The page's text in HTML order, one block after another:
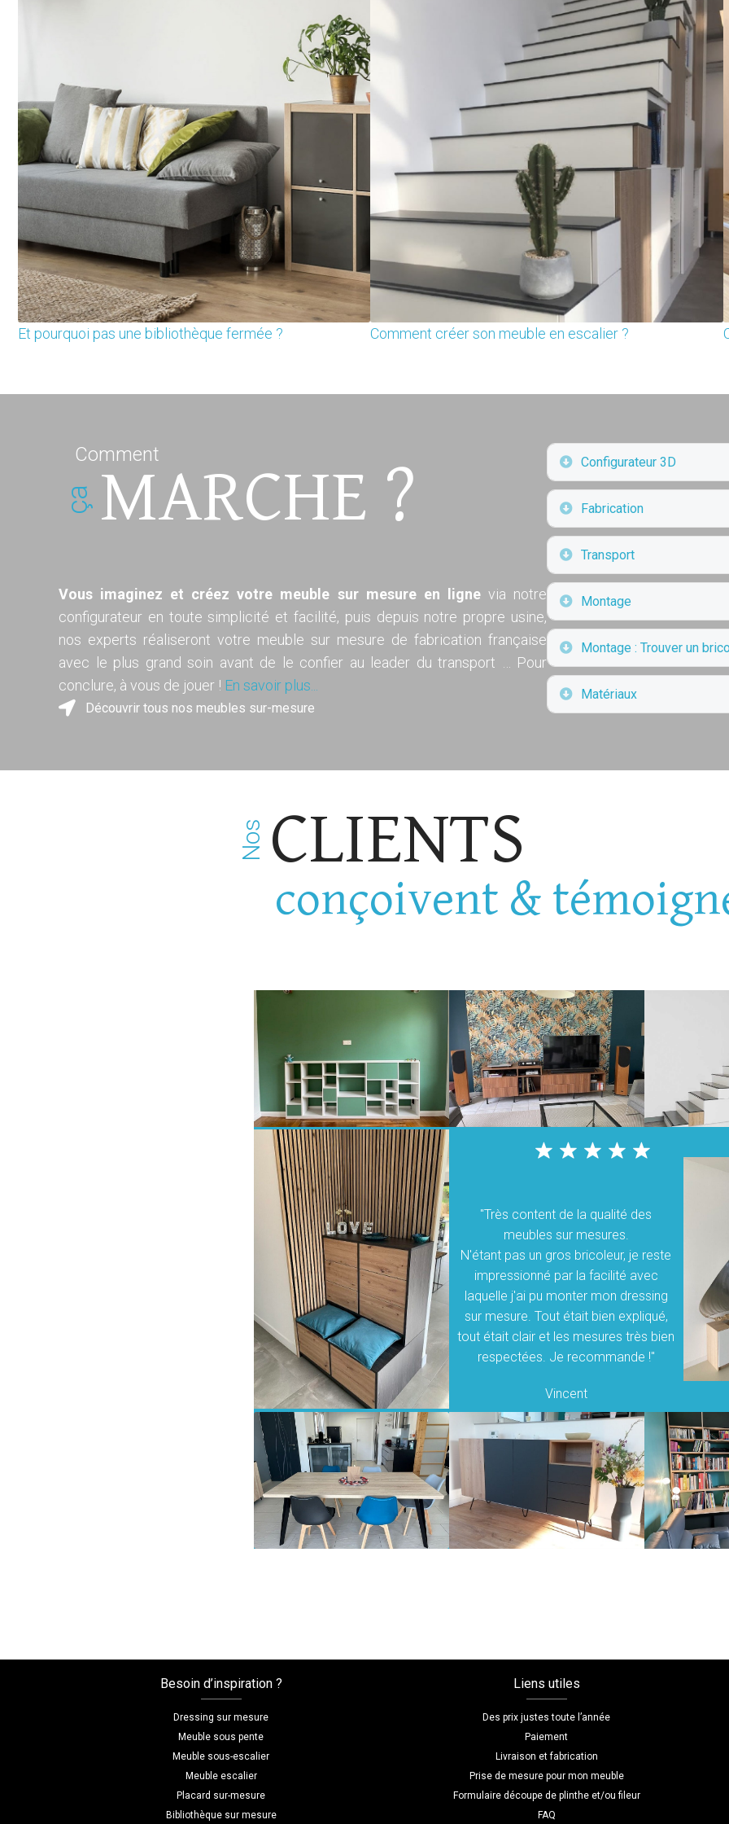
Et pourquoi pas une bibliothèque fermée ? Comment créer son meuble en escalier ?
Comment
ça MARCHE ?
Vous imaginez et créez votre meuble sur mesure en lignevia notre
configurateur en toute simplicité et facilité, puis depuis notre propre usine,
nos experts réaliseront votre meuble sur mesure de fabrication française
avec le plus grand soin avant de le confier au leader du transport … Pour
conclure, à vous de jouer ! En savoir plus...
Découvrir tous nos meubles sur-mesure
Déplier
Configurateur 3D
Déplier
Fabrication
Déplier
Transport
Déplier
Montage
Déplier
Montage : Trouver un
Déplier
Matériaux
Nos CLIENTS
conçoivent &
"Très content de la qualité des
meubles sur mesures.
N'étant pas un gros bricoleur, je reste
impressionné par la facilité avec
laquelle j'ai pu monter mon dressing
sur mesure. Tout était bien expliqué,
tout était clair et les mesures très bien
respectées. Je recommande !"
Vincent
Besoin d’inspiration ?
Dressing sur mesure
Meuble sous pente
Meuble sous-escalier
Meuble escalier
Placard sur-mesure
Bibliothèque sur mesure
Liens utiles
Des prix justes toute l’année
Paiement
Livraison et fabrication
Prise de mesure pour mon meuble
Formulaire découpe de plinthe et/ou fileur
FAQ